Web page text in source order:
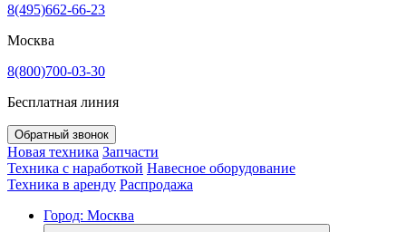
8(495)662-66-23
Москва
8(800)700-03-30
Бесплатная линия
Обратный звонок
Новая техника Запчасти
Техника с наработкой Навесное оборудование
Техника в аренду Распродажа
Город: Москва